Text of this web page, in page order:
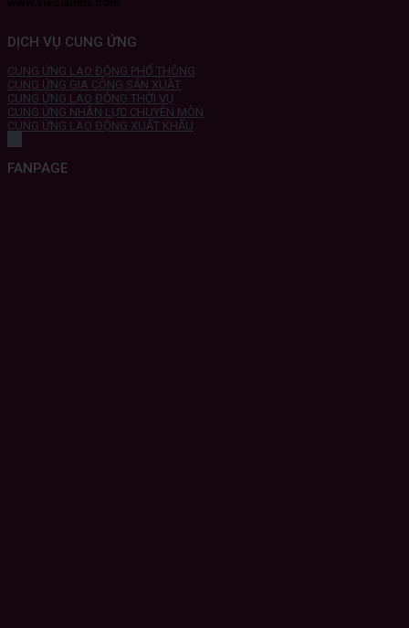
DỊCH VỤ CUNG ỨNG
CUNG ỨNG LAO ĐỘNG PHỔ THÔNG
CUNG ỨNG GIA CÔNG SẢN XUẤT
CUNG ỨNG LAO ĐỘNG THỜI VỤ
CUNG ỨNG NHÂN LỰC CHUYÊN MÔN
CUNG ỨNG LAO ĐỘNG XUẤT KHẨU
FANPAGE